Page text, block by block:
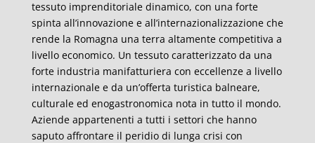
tessuto imprenditoriale dinamico, con una forte
spinta all’innovazione e all’internazionalizzazione che
rende la Romagna una terra altamente competitiva a
livello economico. Un tessuto caratterizzato da una
forte industria manifatturiera con eccellenze a livello
internazionale e da un’offerta turistica balneare,
culturale ed enogastronomica nota in tutto il mondo.
Aziende appartenenti a tutti i settori che hanno
saputo affrontare il peridio di lunga crisi con